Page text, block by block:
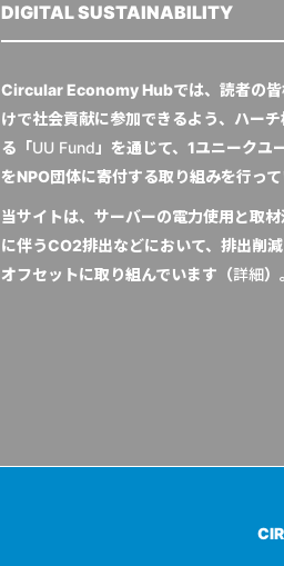
DIGITAL SUSTAINABILITY
Circular Economy Hubでは、読者の皆
けで社会貢献に参加できるよう、ハー
る「UU Fund」を通じて、1ユニークユ
をNPO団体に寄付する取り組みを行って
当サイトは、サーバーの電力使用と取
に伴うCO2排出などにおいて、排出削
オフセットに取り組んでいます（詳細）